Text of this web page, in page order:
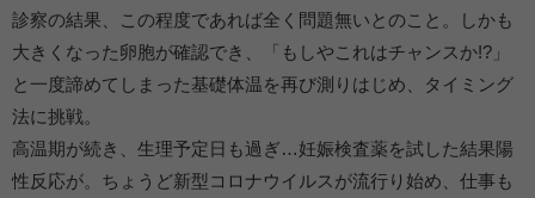
診察の結果、この程度であれば全く問題無いとのこと。しかも
大きくなった卵胞が確認でき、「もしやこれはチャンスか!?」
と一度諦めてしまった基礎体温を再び測りはじめ、タイミング
法に挑戦。
高温期が続き、生理予定日も過ぎ…妊娠検査薬を試した結果陽
性反応が。ちょうど新型コロナウイルスが流行り始め、仕事も